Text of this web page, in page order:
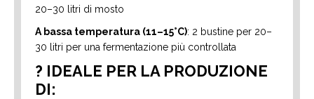
20–30 litri di mosto
A bassa temperatura (11–15°C): 2 bustine per 20–
30 litri per una fermentazione più controllata
? IDEALE PER LA PRODUZIONE
DI: